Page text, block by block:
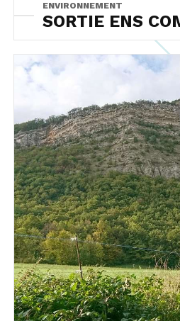
ENVIRONNEMENT
SORTIE ENS